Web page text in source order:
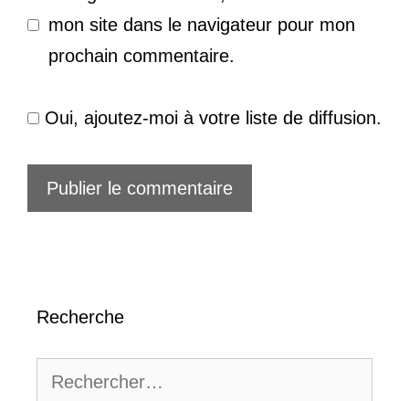
mon site dans le navigateur pour mon
prochain commentaire.
Oui, ajoutez-moi à votre liste de diffusion.
Recherche